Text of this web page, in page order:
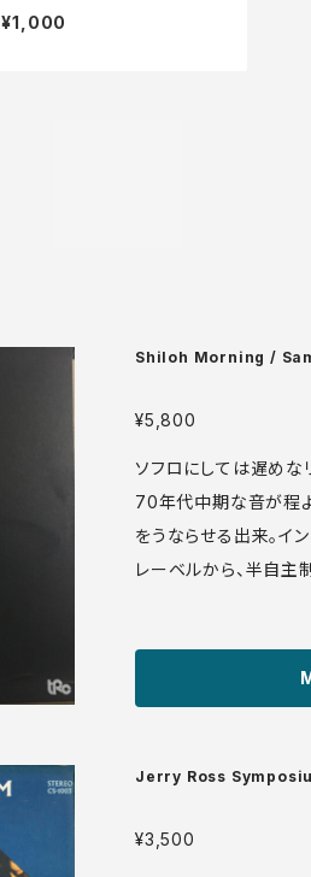
¥1,000
Shiloh Morning /
¥5,800
ソフロにしては遅めな
70年代中期な音が程
をうならせる出来。イ
レーベルから、半自主
"Talk It Over In The
も目玉だけれど、冒頭
ひ試聴ヨロシク。 TRC TRCS 51053 LP US盤 7
manuera.com/
Jerry Ross
¥3,500